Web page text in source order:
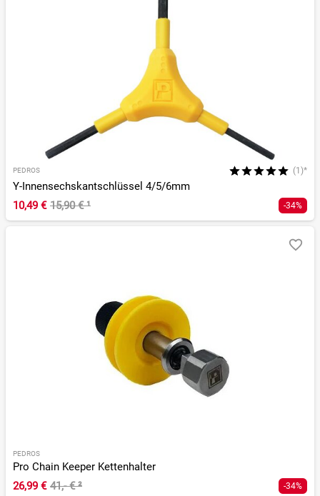
PEDROS (1)*
Y-Innensechskantschlüssel 4/5/6mm
10,49 € 15,90 €¹ -34%
PEDROS
Pro Chain Keeper Kettenhalter
26,99 € 41,- €² -34%